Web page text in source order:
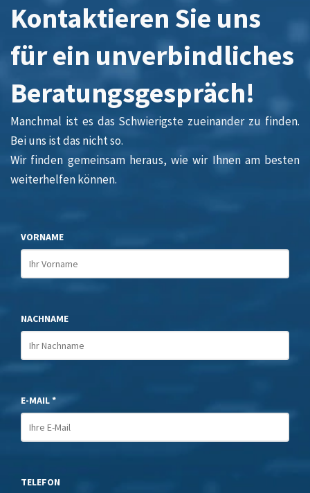
Kontaktieren Sie uns
für ein unverbindliches
Beratungsgespräch!
Manchmal ist es das Schwierigste zueinander zu finden.
Bei uns ist das nicht so.
Wir finden gemeinsam heraus, wie wir Ihnen am besten
weiterhelfen können.
VORNAME
NACHNAME
E-MAIL *
TELEFON